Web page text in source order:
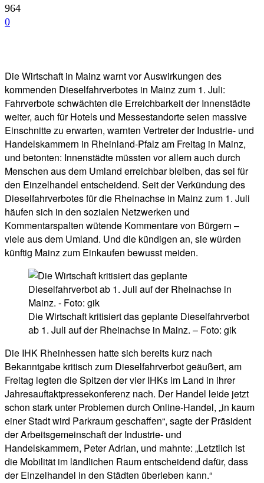
964
0
Die Wirtschaft in Mainz warnt vor Auswirkungen des
kommenden Dieselfahrverbotes in Mainz zum 1. Juli:
Fahrverbote schwächten die Erreichbarkeit der Innenstädte
weiter, auch für Hotels und Messestandorte seien massive
Einschnitte zu erwarten, warnten Vertreter der Industrie- und
Handelskammern in Rheinland-Pfalz am Freitag in Mainz,
und betonten: Innenstädte müssten vor allem auch durch
Menschen aus dem Umland erreichbar bleiben, das sei für
den Einzelhandel entscheidend. Seit der Verkündung des
Dieselfahrverbotes für die Rheinachse in Mainz zum 1. Juli
häufen sich in den sozialen Netzwerken und
Kommentarspalten wütende Kommentare von Bürgern –
viele aus dem Umland. Und die kündigen an, sie würden
künftig Mainz zum Einkaufen bewusst meiden.
Die Wirtschaft kritisiert das geplante Dieselfahrverbot
ab 1. Juli auf der Rheinachse in Mainz. – Foto: gik
Die IHK Rheinhessen hatte sich bereits kurz nach
Bekanntgabe kritisch zum Dieselfahrverbot geäußert, am
Freitag legten die Spitzen der vier IHKs im Land in ihrer
Jahresauftaktpressekonferenz nach. Der Handel leide jetzt
schon stark unter Problemen durch Online-Handel, „in kaum
einer Stadt wird Parkraum geschaffen“, sagte der Präsident
der Arbeitsgemeinschaft der Industrie- und
Handelskammern, Peter Adrian, und mahnte: „Letztlich ist
die Mobilität im ländlichen Raum entscheidend dafür, dass
der Einzelhandel in den Städten überleben kann.“